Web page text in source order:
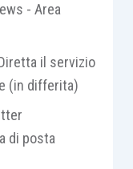
prima della
conto della
legislatore
per essere
sportiva
- Area
il servizio
(in differita)
di posta